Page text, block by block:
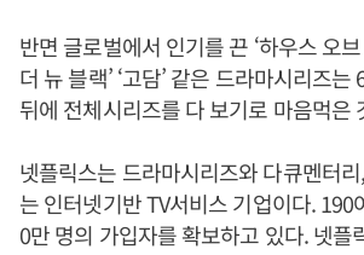
반면 글로벌에서 인기를 끈 ‘하우스 오브
더 뉴 블랙’ ‘고담’ 같은 드라마시리즈
뒤에 전체시리즈를 다 보기로 마음먹은
넷플릭스는 드라마시리즈와 다큐멘터
는 인터넷기반 TV서비스 기업이다. 190
0만 명의 가입자를 확보하고 있다. 넷플